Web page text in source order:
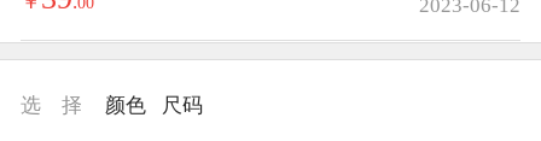
2023-06-12
选 择 颜色 尺码